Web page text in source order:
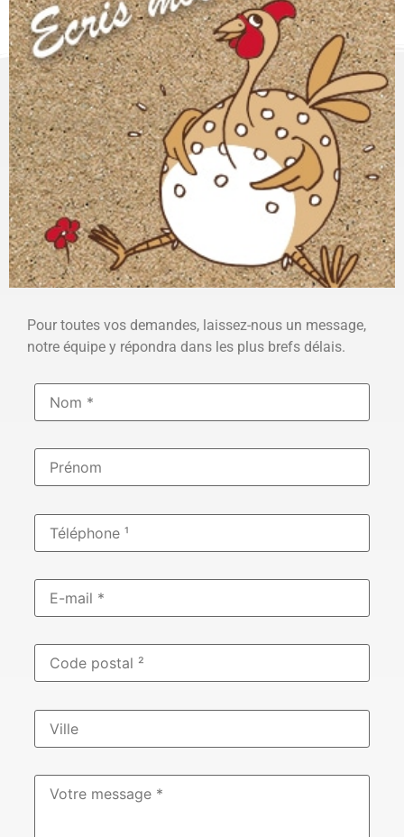
Pour toutes vos demandes, laissez-nous un message,
notre équipe y répondra dans les plus brefs délais.